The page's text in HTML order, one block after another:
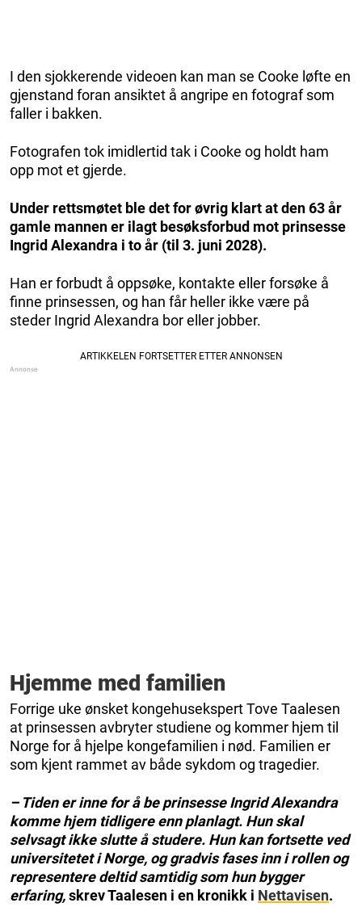
I den sjokkerende videoen kan man se Cooke løfte en
gjenstand foran ansiktet å angripe en fotograf som
faller i bakken.
Fotografen tok imidlertid tak i Cooke og holdt ham
opp mot et gjerde.
Under rettsmøtet ble det for øvrig klart at den 63 år
gamle mannen er ilagt besøksforbud mot prinsesse
Ingrid Alexandra i to år (til 3. juni 2028).
Han er forbudt å oppsøke, kontakte eller forsøke å
finne prinsessen, og han får heller ikke være på
steder Ingrid Alexandra bor eller jobber.
Hjemme med familien
Forrige uke ønsket kongehusekspert Tove Taalesen
at prinsessen avbryter studiene og kommer hjem til
Norge for å hjelpe kongefamilien i nød. Familien er
som kjent rammet av både sykdom og tragedier.
– Tiden er inne for å be prinsesse Ingrid Alexandra
komme hjem tidligere enn planlagt. Hun skal
selvsagt ikke slutte å studere. Hun kan fortsette ved
universitetet i Norge, og gradvis fases inn i rollen og
representere deltid samtidig som hun bygger
erfaring,skrev Taalesen i en kronikk i Nettavisen.